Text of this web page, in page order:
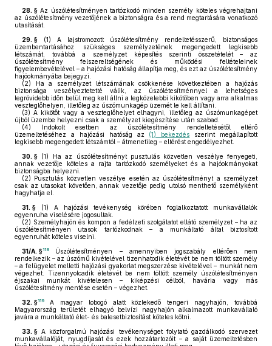
28. § Az úszólétesítményen tartózkodó minden személy köteles végrehajtani
az úszólétesítmény vezetőjének a biztonságra és a rend megtartására vonatkozó
utasítását.
29. § (1) A lajstromozott úszólétesítmény rendeltetésszerű, biztonságos
üzembentartásához szükséges személyzetének megengedett legkisebb
létszámát, továbbá a személyzet képesítés szerinti összetételét – az
úszólétesítmény felszereltségének és működési feltételeinek
figyelembevételével – a hajózási hatóság állapítja meg, és ezt az úszólétesítmény
hajóokmányába bejegyzi.
(2) Ha a személyzet létszámának csökkenése következtében a hajózás
biztonsága veszélyeztetetté válik, az úszólétesítménnyel a lehetséges
legrövidebb időn belül meg kell állni a legközelebbi kikötőben vagy arra alkalmas
veszteglőhelyen, illetőleg az úszómunkagép üzemét le kell állítani.
(3) A kikötőt vagy a veszteglőhelyet elhagyni, illetőleg az úszómunkagépet
újból üzembe helyezni csak a személyzet kiegészítése után szabad.
(4) Indokolt esetben az úszólétesítmény rendeltetésétől eltérő
üzemeltetéséhez a hajózási hatóság az (1) bekezdés szerint megállapított
legkisebb megengedett létszámtól – átmenetileg – eltérést engedélyezhet.
30. § (1)
Ha az úszólétesítményt pusztulás közvetlen veszélye fenyegeti,
annak vezetője köteles a rajta tartózkodó személyeket és a hajóokmányokat
biztonságba helyezni.
(2) Pusztulás közvetlen veszélye esetén az úszólétesítményt a személyzet
csak az utasokat követően, annak vezetője pedig utolsó menthető személyként
hagyhatja el.
31. § (1) A hajózási tevékenység körében foglalkoztatott munkavállalók
egyenruha viselésére jogosultak.
(2) Személyhajón és kompon a fedélzeti szolgálatot ellátó személyzet – ha az
úszólétesítményen utasok tartózkodnak – a munkáltató által biztosított
egyenruhát köteles viselni.
31/A. §118
Úszólétesítményen – amennyiben jogszabály eltérően nem
rendelkezik – az úszómű kivételével tizenhatodik életévét be nem töltött személy
– a felügyelet melletti hajózási gyakorlat megszerzése kivételével – munkát nem
végezhet. Tizennyolcadik életévét be nem töltött személy úszólétesítményen
éjszakai munkát kivételesen – kiképzési célból, havária vagy más
úszólétesítmény mentése esetén – végezhet.
32. §119
A magyar lobogó alatt közlekedő tengeri nagyhajón, továbbá
Magyarország területét elhagyó belvízi nagyhajón alkalmazott munkavállaló
javára a munkáltató élet- és balesetbiztosítást köteles kötni.
33. § A közforgalmú hajózási tevékenységet folytató gazdálkodó szervezet
munkavállalóját, nyugdíjasát és ezek hozzátartozóit – a saját üzemeltetésben